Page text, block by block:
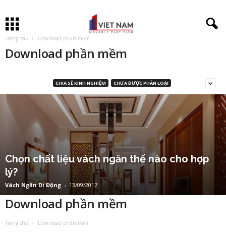
Trang chủ Download phần mềm
Download phần mềm
CHIA SẼ KINH NGHIỆM CHƯA ĐƯỢC PHÂN LOẠI
Chọn chất liệu vách ngăn thế nào cho hợp
lý?
Vách Ngăn Di Động - 13/09/2017
Download phần mềm
Trang chủ Download phần mềm